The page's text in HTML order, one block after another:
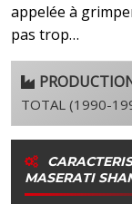
appelée à
pas trop…
TOTAL (1990-
MASERATI